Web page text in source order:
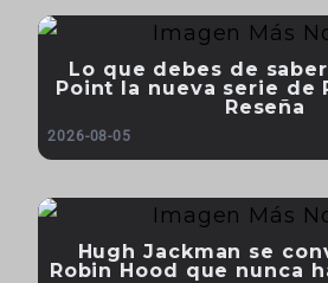
Lo que debes de
Point la nueva serie de
Reseña
2026-08-05
Hugh Jackman se
Robin Hood que nunca